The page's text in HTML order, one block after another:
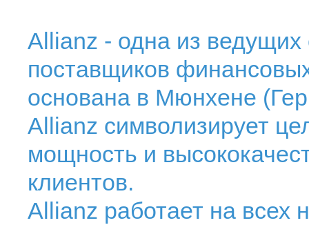
Allianz - одна из
поставщиков
основана в Мюнхене
Allianz символизирует
мощность и
клиентов.
Allianz работает на всех